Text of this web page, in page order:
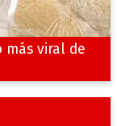
más viral de